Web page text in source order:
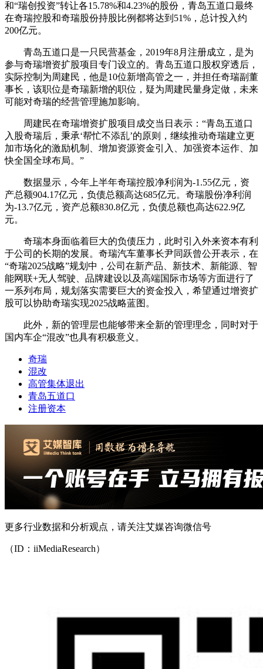
和“瑞创投资”转让各15.78%和4.23%的股份，青岛五道口最终
在奇瑞控股和奇瑞股份持股比例都将达到51%，总计投入约
200亿元。
青岛五道口是一只民营基金，2019年8月注册成立，是为
参与奇瑞增资扩股项目专门设立的。青岛五道口股权穿透后，
实际控制为周建民，他是10位新增高管之一，并担任奇瑞副董
事长，该职位是奇瑞新增的职位，疑为周建民量身定做，未来
可能对奇瑞的经营管理施加影响。
周建民在奇瑞增资扩股项目成交当日表示：“青岛五道口
入股奇瑞后，秉承‘帮忙不添乱’的原则，继续推动奇瑞建立更
加市场化的激励机制、增加资源资金引入、加强资本运作、加
快全国全球布局。”
数据显示，今年上半年奇瑞控股净利润为-1.55亿元，资
产总额904.17亿元，负债总额高达685亿元。奇瑞股份净利润
为-13.7亿元，资产总额830.8亿元，负债总额也高达622.9亿
元。
奇瑞本身面临着巨大的负债压力，此时引入外来资本有利
于公司的长期的发展。奇瑞汽车董事长尹同跃曾公开表示，在
“奇瑞2025战略”规划中，公司在新产品、新技术、新能源、智
能网联+无人驾驶、品牌建设以及高端国际市场等方面进行了
一系列布局，规划落实需要巨大的资金投入，希望通过增资扩
股可以协助奇瑞实现2025战略蓝图。
此外，新的管理层也能够带来全新的管理理念，同时对于
国内车企“混改”也具有积极意义。
奇瑞
混改
高管集体退出
青岛五道口
注册资本
更多行业数据和分析观点，请关注艾媒咨询微信号
（ID：iiMediaResearch）